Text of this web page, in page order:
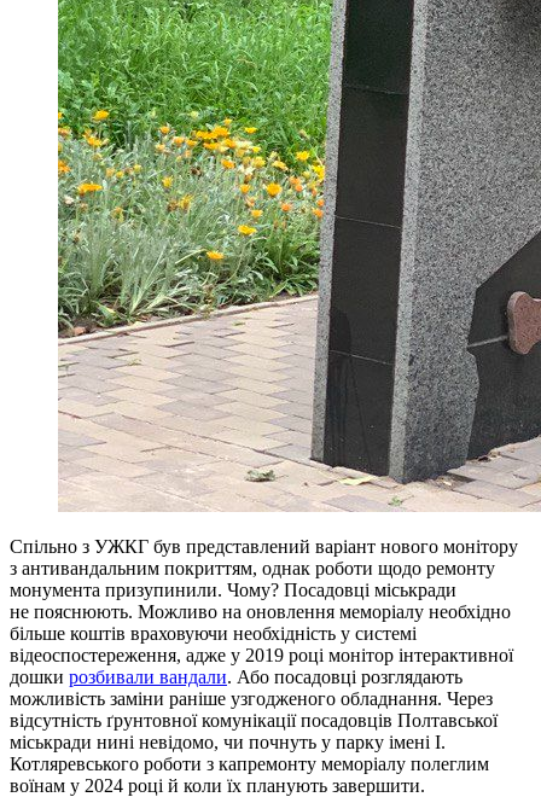
Спільно з УЖКГ був представлений варіант нового монітору
з антивандальним покриттям, однак роботи щодо ремонту
монумента призупинили. Чому? Посадовці міськради
не пояснюють. Можливо на оновлення меморіалу необхідно
більше коштів враховуючи необхідність у системі
відеоспостереження, адже у 2019 році монітор інтерактивної
дошки розбивали вандали. Або посадовці розглядають
можливість заміни раніше узгодженого обладнання. Через
відсутність ґрунтовної комунікації посадовців Полтавської
міськради нині невідомо, чи почнуть у парку імені І.
Котляревського роботи з капремонту меморіалу полеглим
воїнам у 2024 році й коли їх планують завершити.